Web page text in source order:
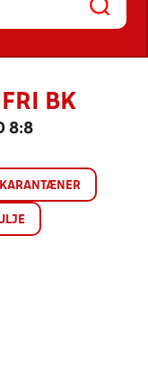
BK
8:8
KARANTÆNER